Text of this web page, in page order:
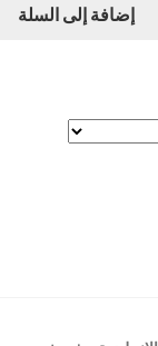
إضافة إلى السلة